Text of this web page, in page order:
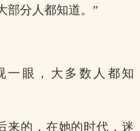
部分人都知道。”
一眼，大多数人都知
来的，在她的时代，迷